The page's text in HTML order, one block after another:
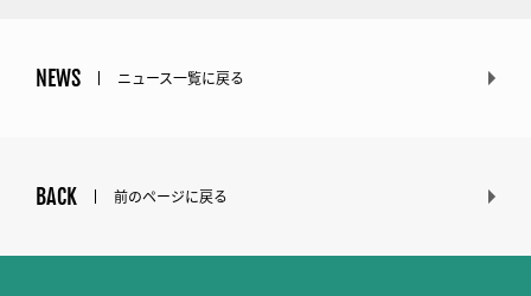
NEWS ニュース一覧に戻る
BACK 前のページに戻る